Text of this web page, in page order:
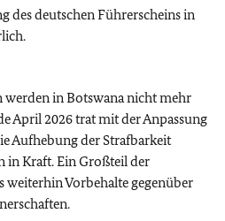
des deutschen Führerscheins in
in Botswana nicht mehr
April 2026 trat mit der Anpassung
Aufhebung der Strafbarkeit
in Kraft. Ein Großteil der
weiterhin Vorbehalte gegenüber